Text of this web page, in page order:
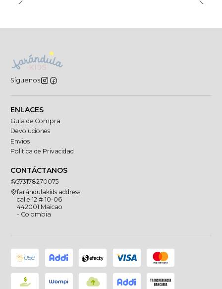
Síguenos
ENLACES
Guia de Compra
Devoluciones
Envios
Politica de Privacidad
CONTÁCTANOS
573178270075
farándulakids address
calle 12 # 10-06
442001 Maicao
- Colombia